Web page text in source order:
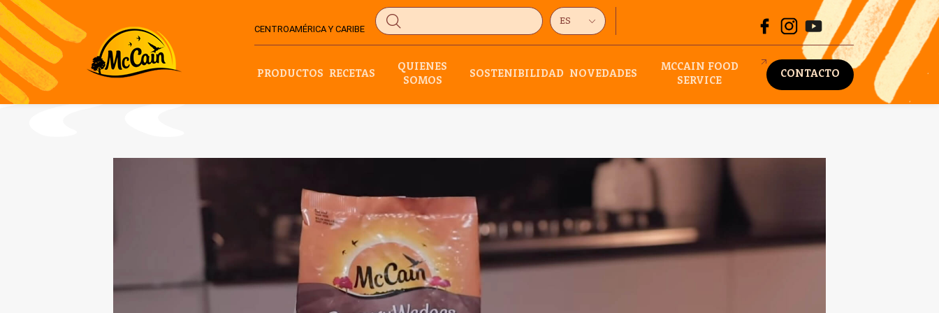
CENTROAMÉRICA Y CARIBE
PRODUCTOS RECETAS
QUIENES
SOMOS
SOSTENIBILIDAD NOVEDADES
MCCAIN FOOD
SERVICE
CONTACTO